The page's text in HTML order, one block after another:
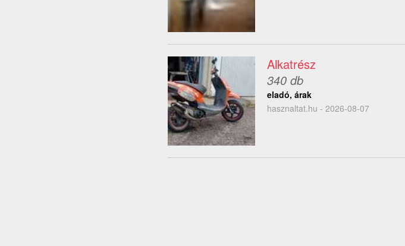
Alkatrész
340 db
eladó, árak
hasznaltat.hu - 2026-08-07